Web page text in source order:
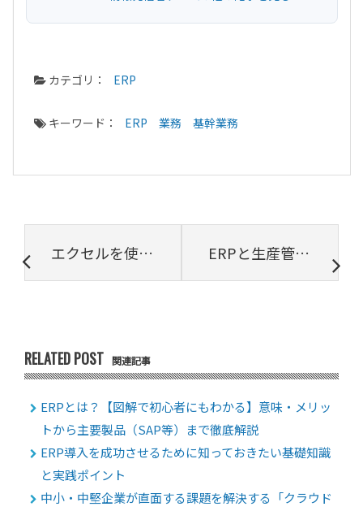
カテゴリ： ERP
キーワード： ERP 業務 基幹業務
エクセルを使った工数管理の作り方やメリット・デメリットを学ぶ ERPと生産管理システムの違いについて
RELATED POST 関連記事
ERPとは？【図解で初心者にもわかる】意味・メリッ
トから主要製品（SAP等）まで徹底解説
ERP導入を成功させるために知っておきたい基礎知識
と実践ポイント
中小・中堅企業が直面する課題を解決する「クラウド